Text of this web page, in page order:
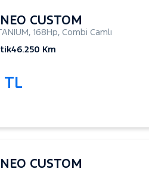
CUSTOM
, 168Hp, Combi Camlı
46.250 Km
CUSTOM